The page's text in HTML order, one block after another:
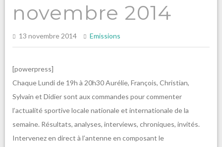
novembre 2014
13 novembre 2014 Emissions
[powerpress]
Chaque Lundi de 19h à 20h30 Aurélie, François, Christian,
Sylvain et Didier sont aux commandes pour commenter
l’actualité sportive locale nationale et internationale de la
semaine. Résultats, analyses, interviews, chroniques, invités.
Intervenez en direct à l’antenne en composant le